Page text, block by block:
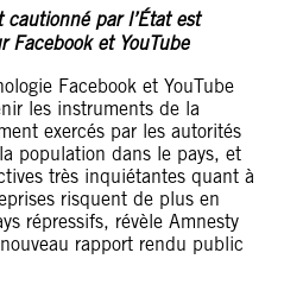
cautionné par l’État est
Facebook et YouTube
Facebook et YouTube
les instruments de la
exercés par les autorités
population dans le pays, et
très inquiétantes quant à
risquent de plus en
répressifs, révèle Amnesty
rapport rendu public